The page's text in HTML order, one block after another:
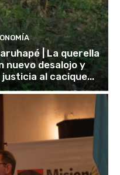
| La querella
nuevo desalojo y
al cacique...